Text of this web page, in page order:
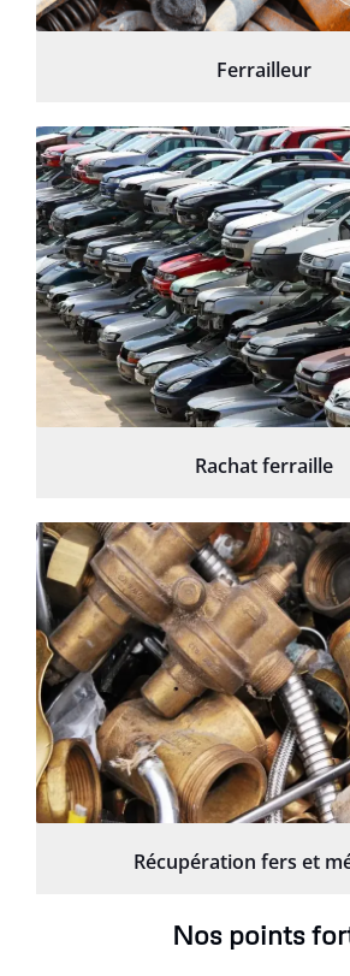
Ferrailleur
Rachat ferraille
Récupération fers et
Nos points